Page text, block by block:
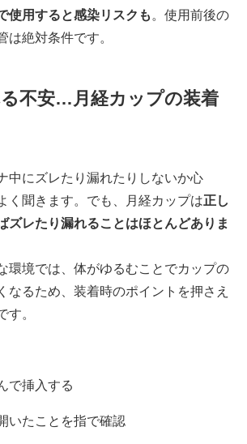
使用すると感染リスクも 。使用前後の
は絶対条件です。
不安…月経カップの装着
中にズレたり漏れたりしないか心
く聞きます。でも、月経カップは正し
ズレたり漏れることはほとんどありま
環境では、体がゆるむことでカップの
なるため、装着時のポイントを押さえ
す。
で挿入する
いたことを指で確認